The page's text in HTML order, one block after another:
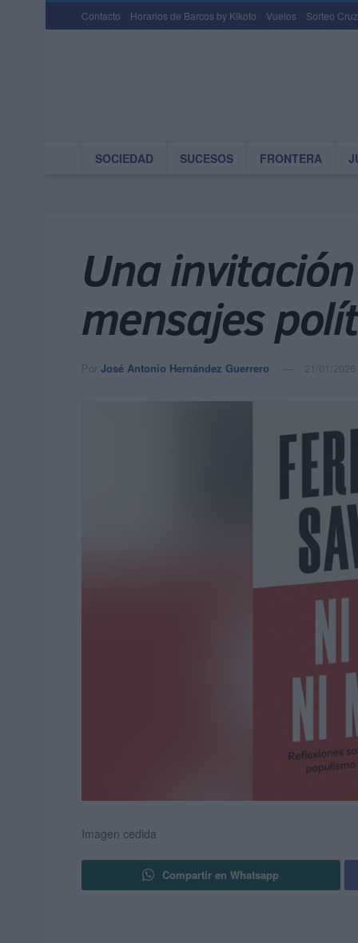
Contacto Horarios de Barcos by Kikoto Vuelos Sorteo
SOCIEDAD SUCESOS FRONTERA
Una
mensajes
Por José Antonio Hernández Guerrero 21/01/2026
Imagen cedida
Compartir en Whatsapp